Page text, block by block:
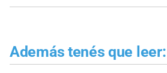
Además tenés que leer: